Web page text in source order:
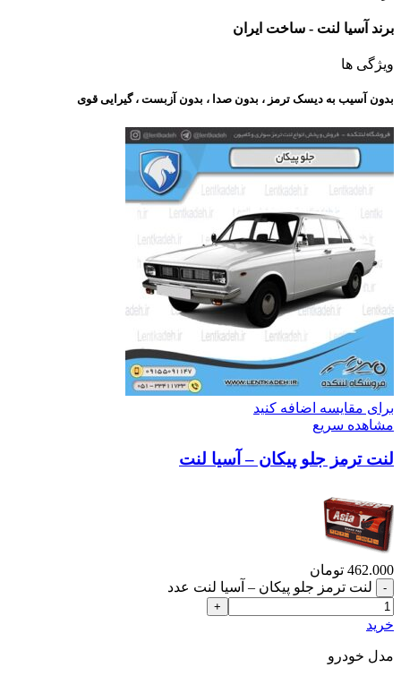
برند آسیا لنت - ساخت ایران
ویژگی ها
بدون آسیب به دیسک ترمز ، بدون صدا ، بدون آزبست ، گیرایی قوی​
برای مقایسه اضافه کنید
مشاهده سریع
لنت ترمز جلو پیکان – آسیا لنت
462.000 تومان
لنت ترمز جلو پیکان – آسیا لنت عدد
خرید
مدل خودرو